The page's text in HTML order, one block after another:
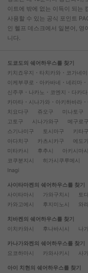
이트에 밖에 없는 이득이 되는
사용할 수 있는 공식 포인트
인 헬프 데스크에서 일본어, 영
니다.
도쿄도의 쉐어하우스를 찾기
키치죠우지・타치카와・코가네
이케부쿠로・아카바네・네리마
신주쿠・나카노・코엔지・다카
카마타・시나가와・아키하바라
치요다구
쥬오구 미나토구
고토구
시나가와구 메구로구
스기나미구
토시마구 키타구
아다치구
카츠시카구 에도
미타카시
후추시 아키시마시
코쿠분지시
히가시쿠루메시
Inagi
사이타마켄의 쉐어하우스를 찾기
사이타마시
가와구치시 토
카와고에시
후지미노시 와
치바켄의 쉐어하우스를 찾기
이치카와시
후나바시시 나
카나가와켄의 쉐어하우스를 찾기
요코하마시
카와사키시 사
아이 치현의 쉐어하우스를 찾기